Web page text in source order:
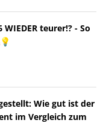
teurer!? - So
Wie gut ist der
im Vergleich zum